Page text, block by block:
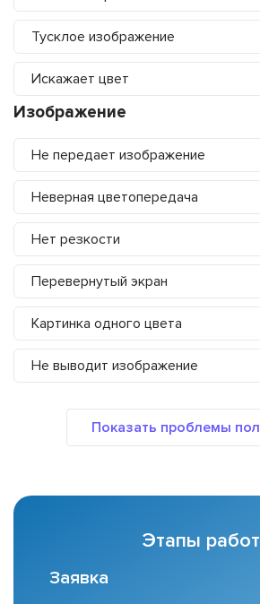
Тусклое изображение
Искажает цвет
Изображение
Не передает изображение
Неверная цветопередача
Нет резкости
Перевернутый экран
Картинка одного цвета
Не выводит изображение
Этапы работ
Заявка